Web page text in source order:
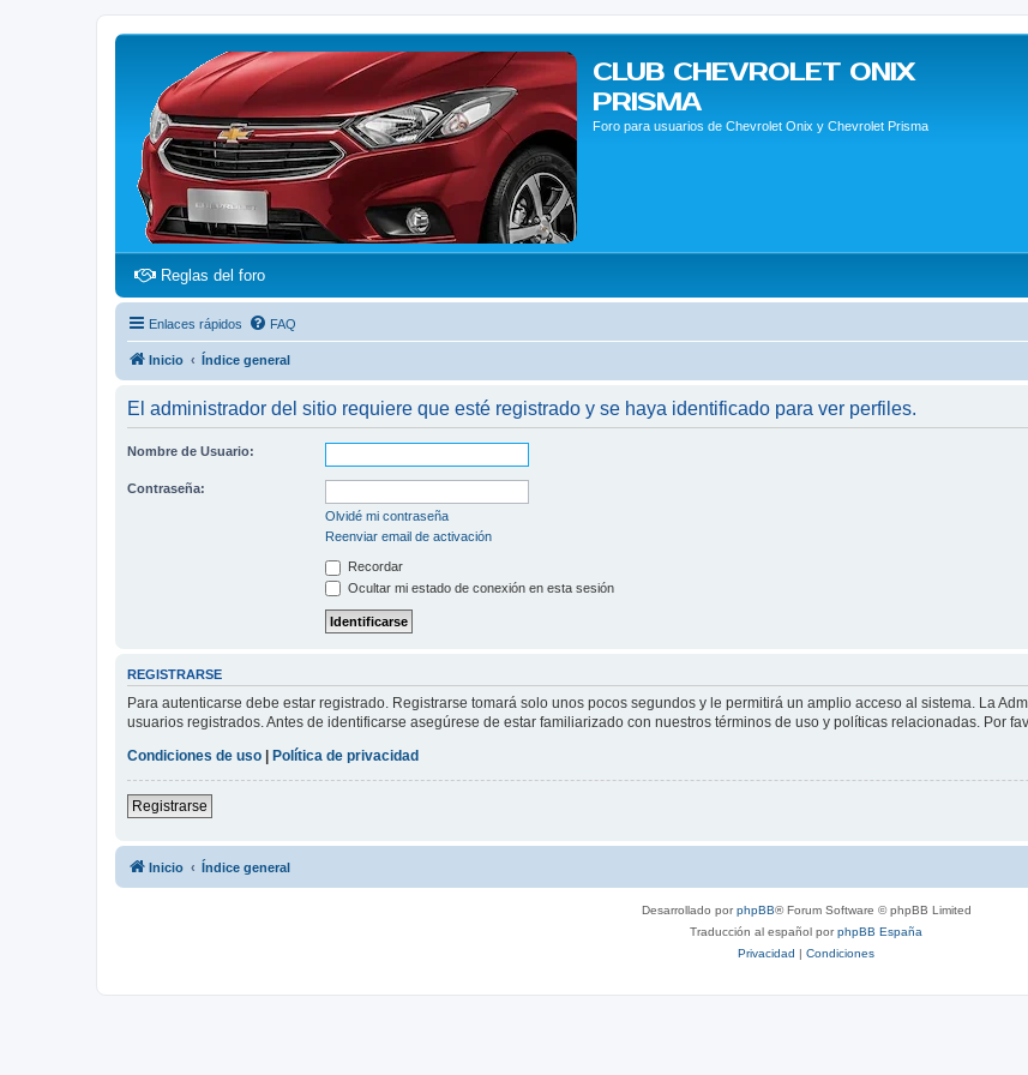
CLUB CHEVROLET ONIX
PRISMA
Foro para usuarios de Chevrolet Onix y Chevrolet Prisma
Reglas del foro(Opens a new tab)
Enlaces rápidos FAQ
Inicio Índice general
El administrador del sitio requiere que esté registrado y se haya identificado para ver perfiles.
Nombre de Usuario:
Contraseña:
Olvidé mi contraseña
Reenviar email de activación
Recordar
Ocultar mi estado de conexión en esta sesión
REGISTRARSE
Para autenticarse debe estar registrado. Registrarse tomará solo unos pocos segundos y le permitirá un amplio acceso al sistema. La
usuarios registrados. Antes de identificarse asegúrese de estar familiarizado con nuestros términos de uso y políticas relacionadas. Por
Condiciones de uso | Política de privacidad
Registrarse
Inicio Índice general
Desarrollado porphpBB® Forum Software © phpBB Limited
Traducción al español porphpBB España
Privacidad | Condiciones